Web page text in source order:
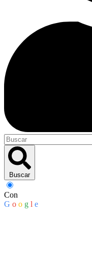
Buscar
Con
G o o g l e